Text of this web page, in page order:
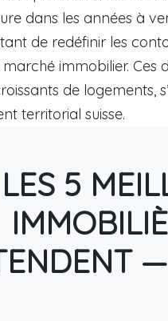
dans les années à
de redéfinir les
marché immobilier.
de logements,
territorial suisse.
LES 5